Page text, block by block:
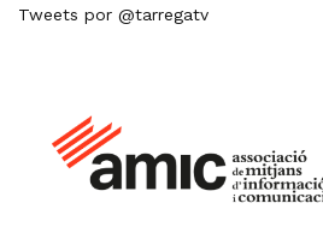
Tweets por @tarregatv